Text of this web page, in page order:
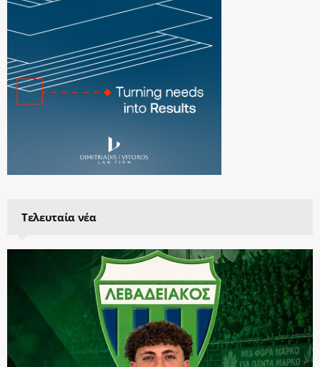
Τελευταία νέα